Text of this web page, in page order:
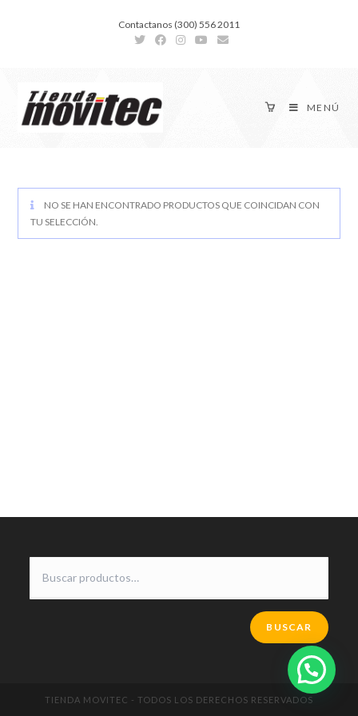
Contactanos (300) 556 2011
MENÚ
NO SE HAN ENCONTRADO PRODUCTOS QUE COINCIDAN CON
TU SELECCIÓN.
BUSCAR
TIENDA MOVITEC - TODOS LOS DERECHOS RESERVADOS